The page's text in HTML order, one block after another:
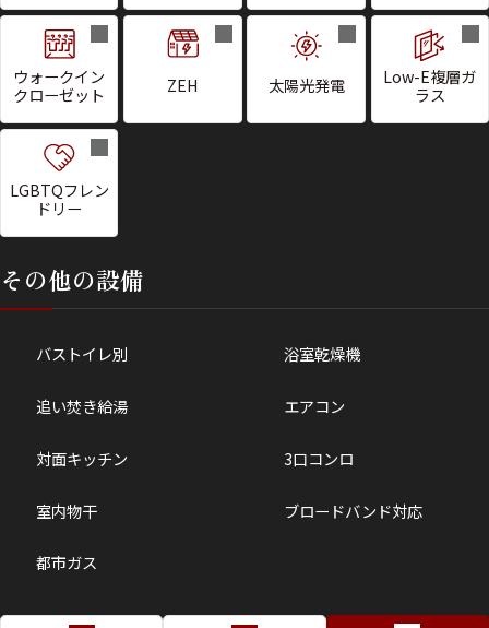
ウォークイン
クローゼット
ZEH 太陽光発電
Low-E複層ガ
ラス
LGBTQフレン
ドリー
その他の設備
バストイレ別 浴室乾燥機
追い焚き給湯 エアコン
対面キッチン 3口コンロ
室内物干 ブロードバンド対応
都市ガス